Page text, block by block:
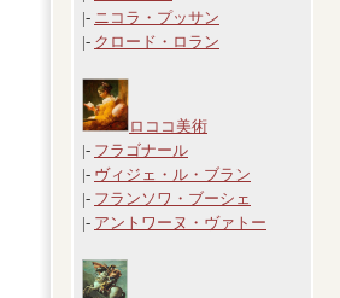
|- ニコラ・プッサン
|- クロード・ロラン
ロココ美術
|- フラゴナール
|- ヴィジェ・ル・ブラン
|- フランソワ・ブーシェ
|- アントワーヌ・ヴァトー